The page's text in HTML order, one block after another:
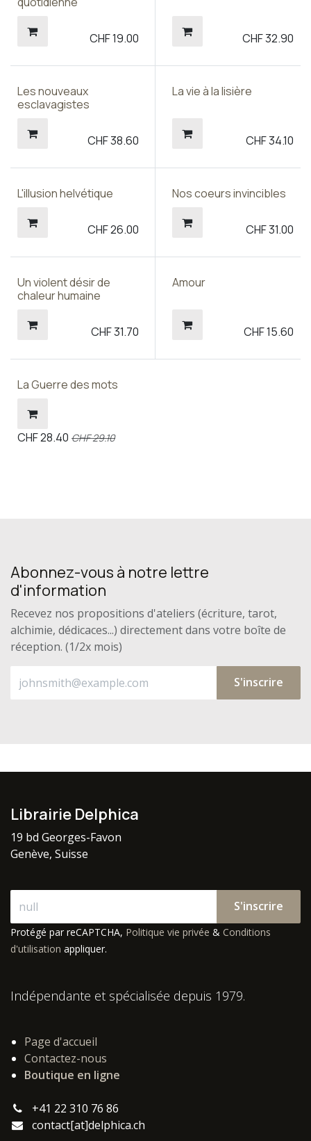
CHF19.00 CHF32.90
Les nouveaux
esclavagistes
CHF38.60
La vie à la lisière
CHF34.10
L'illusion helvétique
CHF26.00
Nos coeurs invincibles
CHF31.00
Un violent désir de
chaleur humaine
CHF31.70
Amour
CHF15.60
La Guerre des mots
CHF28.40 CHF29.10
Abonnez-vous à notre lettre
d'information
Recevez nos propositions d'ateliers (écriture, tarot,
alchimie, dédicaces...) directement dans votre boîte de
réception. (1/2x mois)
S'inscrire
Librairie Delphica
19 bd Georges-Favon
Genève, Suisse
S'inscrire
Protégé par reCAPTCHA, Politique vie privée & Conditions
d'utilisation appliquer.
Indépendante et spécialisée depuis 1979.
Page d'accueil
Contactez-nous
Boutique en ligne
+41 22 310 76 86
contact[at]delphica.ch